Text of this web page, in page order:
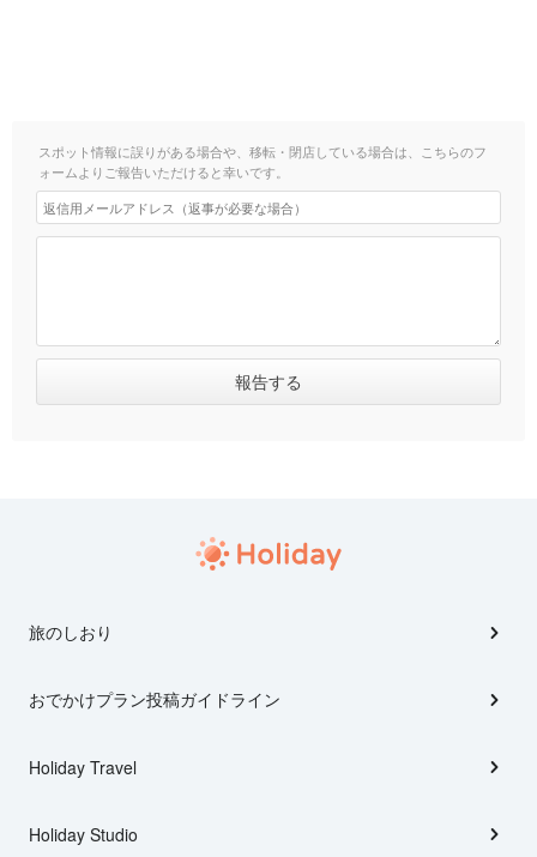
スポット情報に誤りがある場合や、移転・閉店している場合は、こちらのフ
ォームよりご報告いただけると幸いです。
旅のしおり
おでかけプラン投稿ガイドライン
Holiday Travel
Holiday Studio